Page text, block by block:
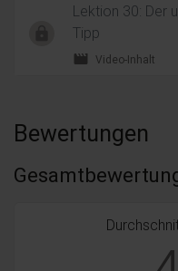
Lektion 30: Der
Tipp
movie Video-Inhalt
Bewertungen